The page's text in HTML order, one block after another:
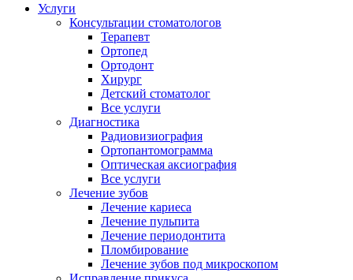
Услуги
Консультации стоматологов
Терапевт
Ортопед
Ортодонт
Хирург
Детский стоматолог
Все услуги
Диагностика
Радиовизиография
Ортопантомограмма
Оптическая аксиография
Все услуги
Лечение зубов
Лечение кариеса
Лечение пульпита
Лечение периодонтита
Пломбирование
Лечение зубов под микроскопом